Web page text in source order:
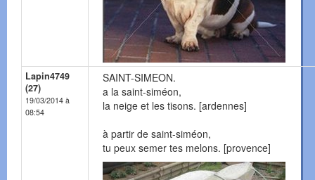
Lapin4749
(27)
19/03/2014 à
08:54
SAINT-SIMEON.
a la saint-siméon,
la neige et les tisons. [ardennes]
à partir de saint-siméon,
tu peux semer tes melons. [provence]